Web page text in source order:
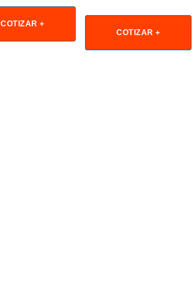
COTIZAR +
COTIZAR +